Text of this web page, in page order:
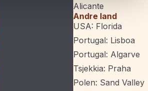
Alicante
Andre land
USA: Florida
Portugal: Lisboa
Portugal: Algarve
Tsjekkia: Praha
Polen: Sand Valley